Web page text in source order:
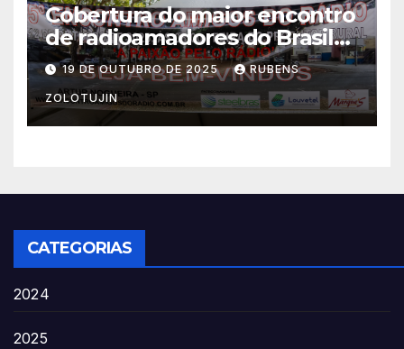
Cobertura do maior encontro
de radioamadores do Brasil
Artur Nogueira 2025 por
pu2pyc
19 DE OUTUBRO DE 2025 RUBENS
ZOLOTUJIN
CATEGORIAS
2024
2025